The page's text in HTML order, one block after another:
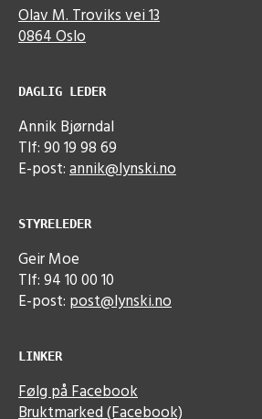
Olav M. Troviks vei 13
0864 Oslo
DAGLIG LEDER
Annik Bjørndal
Tlf: 90 19 98 69
E-post:annik@lynski.no
STYRELEDER
Geir Moe
Tlf: 94 10 00 10
E-post: post@lynski.no
LINKER
Følg på Facebook
Bruktmarked (Facebook)